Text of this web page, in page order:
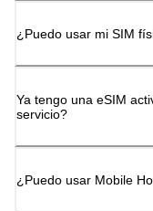
¿Puedo usar mi SIM
Ya tengo una eSIM
servicio?
¿Puedo usar Mobile